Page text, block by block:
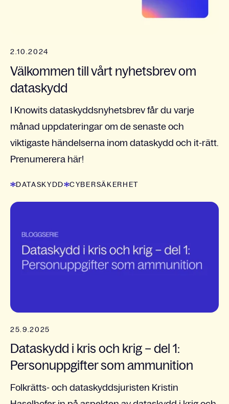
2.10.2024
Välkommen till vårt nyhetsbrev om
dataskydd
I Knowits dataskyddsnyhetsbrev får du varje
månad uppdateringar om de senaste och
viktigaste händelserna inom dataskydd och it-rätt.
Prenumerera här!
DATASKYDD CYBERSÄKERHET
25.9.2025
Dataskydd i kris och krig – del 1:
Personuppgifter som ammunition
Folkrätts- och dataskyddsjuristen Kristin